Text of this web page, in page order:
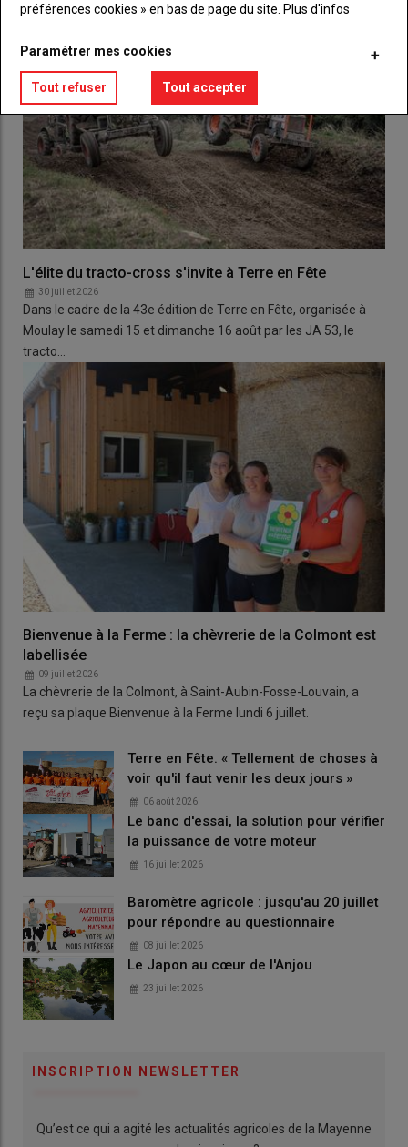
L'élite du tracto-cross s'invite à Terre en Fête
30 juillet 2026
Dans le cadre de la 43e édition de Terre en Fête, organisée à
Moulay le samedi 15 et dimanche 16 août par les JA 53, le
tracto…
Bienvenue à la Ferme : la chèvrerie de la Colmont est
labellisée
09 juillet 2026
La chèvrerie de la Colmont, à Saint-Aubin-Fosse-Louvain, a
reçu sa plaque Bienvenue à la Ferme lundi 6 juillet.
Terre en Fête. « Tellement de choses à
voir qu'il faut venir les deux jours »
06 août 2026
Le banc d'essai, la solution pour vérifier
la puissance de votre moteur
16 juillet 2026
Baromètre agricole : jusqu'au 20 juillet
pour répondre au questionnaire
08 juillet 2026
Le Japon au cœur de l'Anjou
23 juillet 2026
INSCRIPTION NEWSLETTER
Qu’est ce qui a agité les actualités agricoles de la Mayenne
préférences cookies » en bas de page du site. Plus d'infos
Paramétrer mes cookies
Tout refuser Tout accepter